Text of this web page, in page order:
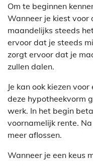
Om te beginnen
Wanneer je kiest voor
maandelijks steeds
ervoor dat je steeds
zorgt ervoor dat je
zullen dalen.
Je kan ook kiezen
deze hypotheekvorm
werk. In het begin
voornamelijk rente.
meer aflossen.
Wanneer je een keus